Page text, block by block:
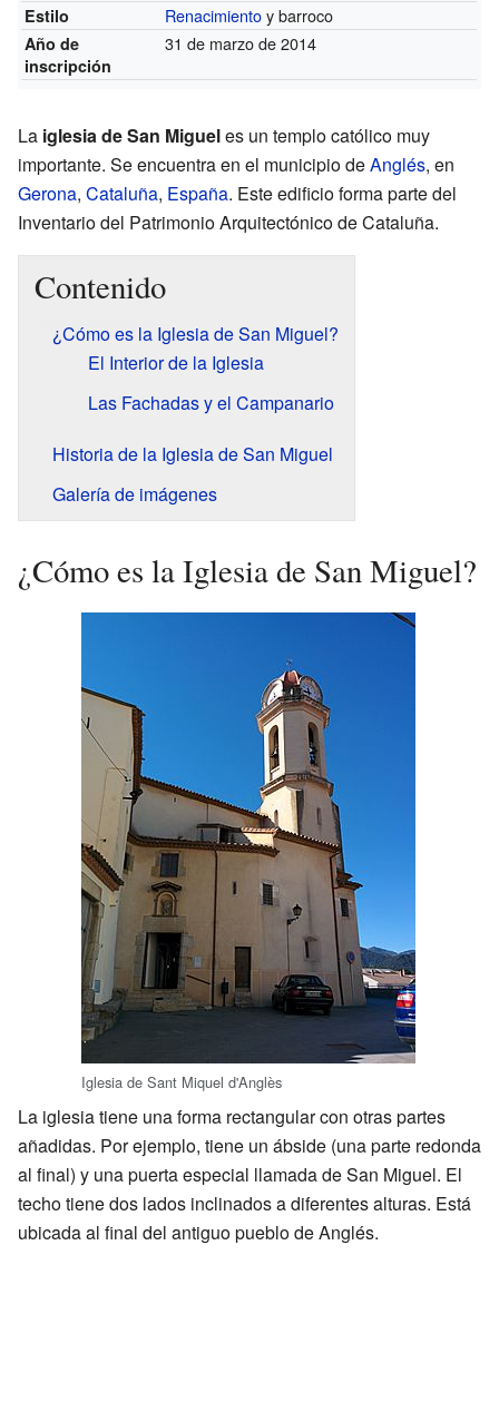
Estilo Renacimientoy barroco
Año de
inscripción
31 de marzo de 2014
La iglesia de San Migueles un templo católico muy
importante. Se encuentra en el municipio deAnglés, en
Gerona, Cataluña, España. Este edificio forma parte del
Inventario del Patrimonio Arquitectónico de Cataluña.
Contenido
¿Cómo es la Iglesia de San Miguel?
El Interior de la Iglesia
Las Fachadas y el Campanario
Historia de la Iglesia de San Miguel
Galería de imágenes
¿Cómo es la Iglesia de San Miguel?
Iglesia de Sant Miquel d'Anglès
La iglesia tiene una forma rectangular con otras partes
añadidas. Por ejemplo, tiene un ábside (una parte redonda
al final) y una puerta especial llamada de San Miguel. El
techo tiene dos lados inclinados a diferentes alturas. Está
ubicada al final del antiguo pueblo de Anglés.